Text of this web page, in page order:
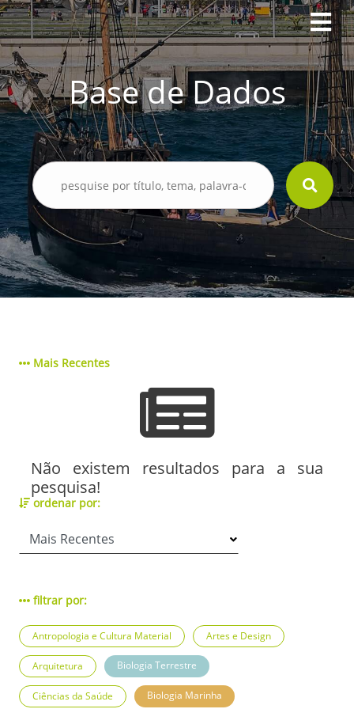
Base de Dados
Mais Recentes
Não existem resultados para a sua
pesquisa!
ordenar por:
filtrar por:
Antropologia e Cultura Material Artes e Design
Arquitetura Biologia Terrestre
Ciências da Saúde Biologia Marinha